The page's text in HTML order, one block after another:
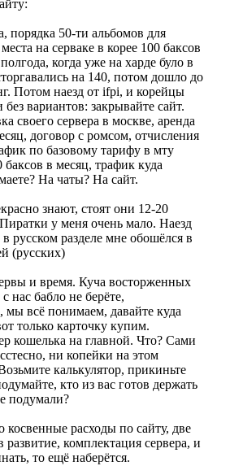
порядка 50-ти альбомов для
на серваке в корее 100 баксов
когда уже на харде було в
на 140, потом дошло до
Потом наезд от ifpi, и корейцы
без вариантов: закрывайте сайт.
своего сервера в москве, аренда
договор с ромсом, отчисления
по базовому тарифу в мту
баксов в месяц, трафик куда
На чаты? На сайт.
знают, стоят они 12-20
у меня очень мало. Наезд
русском разделе мне обошёлся в
(русских)
и время. Куча восторженных
нас бабло не берёте,
мы всё понимаем, давайте куда
только карточку купим.
кошелька на главной. Что? Сами
ни копейки на этом
калькулятор, прикиньте
кто из вас готов держать
подумали?
косвенные расходы по сайту, две
развитие, комплектация сервера, и
то ещё наберётся.